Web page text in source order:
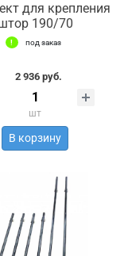
для крепления
190/70
под заказ
2 936 руб.
шт
В корзину